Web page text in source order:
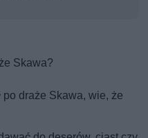
Skawa?
po draże Skawa, wie, że